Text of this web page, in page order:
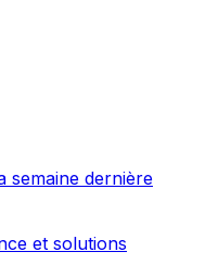
semaine dernière
et solutions